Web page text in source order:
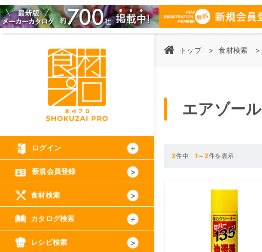
ログイン
新規会員登録
食材検索
カタログ検索
レシピ検索
トップ 食材検索
エアゾール
2件中1 ～ 2件を表示